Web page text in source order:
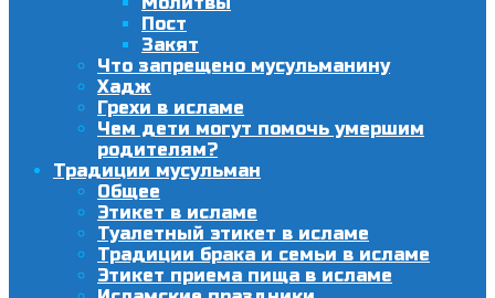
Пост
Закят
Что запрещено мусульманину
Хадж
Грехи в исламе
Чем дети могут помочь умершим
родителям?
Традиции мусульман
Общее
Этикет в исламе
Туалетный этикет в исламе
Традиции брака и семьи в исламе
Этикет приема пища в исламе